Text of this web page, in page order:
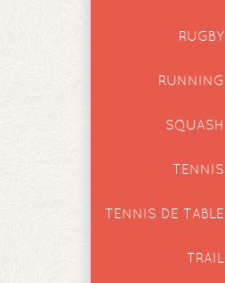
RUGBY
RUNNING
SQUASH
TENNIS
TENNIS DE TABLE
TRAIL